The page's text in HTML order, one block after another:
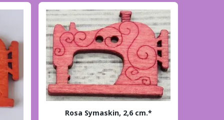
Rosa Symaskin, 2,6 cm.*